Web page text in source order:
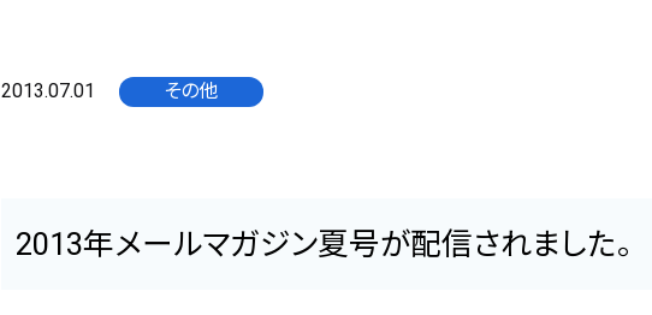
2013.07.01 その他
2013年メールマガジン夏号が配信されました。